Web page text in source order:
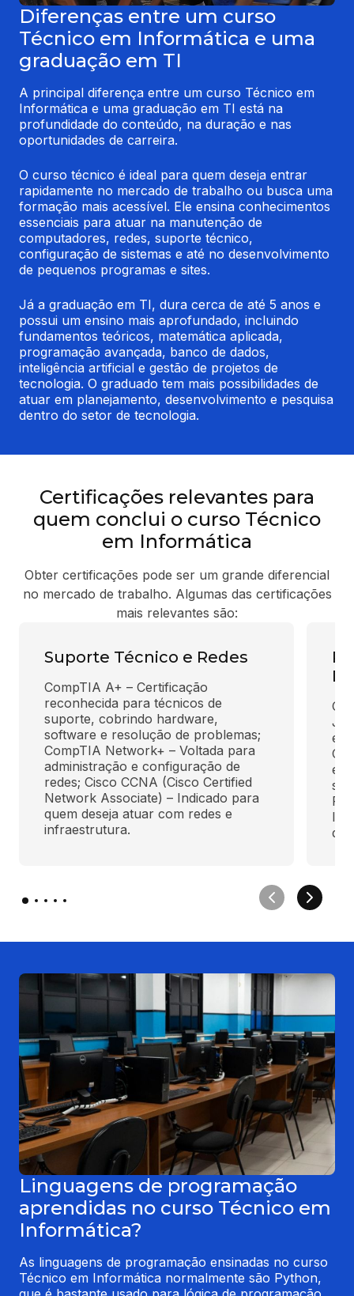
Diferenças entre um curso
Técnico em Informática e uma
graduação em TI
A principal diferença entre um curso Técnico em
Informática e uma graduação em TI está na
profundidade do conteúdo, na duração e nas
oportunidades de carreira.
O curso técnico é ideal para quem deseja entrar
rapidamente no mercado de trabalho ou busca uma
formação mais acessível. Ele ensina conhecimentos
essenciais para atuar na manutenção de
computadores, redes, suporte técnico,
configuração de sistemas e até no desenvolvimento
de pequenos programas e sites.
Já a graduação em TI, dura cerca de até 5 anos e
possui um ensino mais aprofundado, incluindo
fundamentos teóricos, matemática aplicada,
programação avançada, banco de dados,
inteligência artificial e gestão de projetos de
tecnologia. O graduado tem mais possibilidades de
atuar em planejamento, desenvolvimento e pesquisa
dentro do setor de tecnologia.
Certificações relevantes para
quem conclui o curso Técnico
em Informática
Obter certificações pode ser um grande diferencial
no mercado de trabalho. Algumas das certificações
mais relevantes são:
Suporte Técnico e Redes
CompTIA A+ – Certificação
reconhecida para técnicos de
suporte, cobrindo hardware,
software e resolução de problemas;
CompTIA Network+ – Voltada para
administração e configuração de
redes; Cisco CCNA (Cisco Certified
Network Associate) – Indicado para
quem deseja atuar com redes e
infraestrutura.
em
Linguagens de programação
aprendidas no curso Técnico em
Informática?
As linguagens de programação ensinadas no curso
Técnico em Informática normalmente são Python,